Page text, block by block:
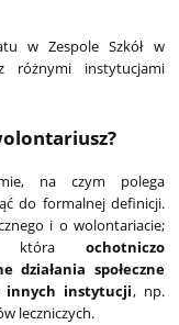
w Zespole Szkół w
różnymi instytucjami
na czym polega
do formalnej definicji.
i o wolontariacie;
która ochotniczo
działania społeczne
innych instytucji, np.
leczniczych.